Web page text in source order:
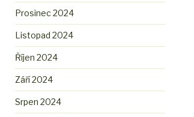
Prosinec 2024
Listopad 2024
Říjen 2024
Září 2024
Srpen 2024